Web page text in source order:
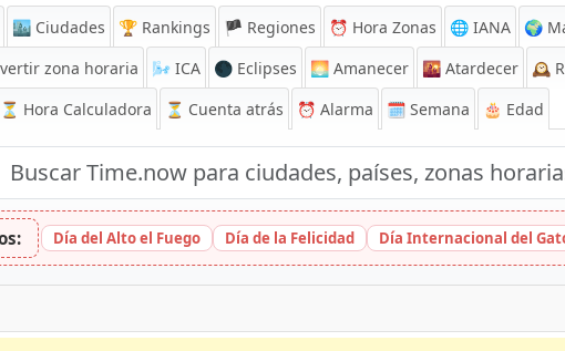
🏙️ Ciudades 🏆 Rankings 🏴 Regiones ⏰ Hora Zonas 🌐 IANA 🌍
zona horaria 🌬️ ICA 🌑 Eclipses 🌅 Amanecer 🌇 Atardecer 🕰️
⏳ Hora Calculadora ⏳ Cuenta atrás ⏰ Alarma 🗓️ Semana 🎂 Edad
Día del Alto el Fuego Día de la Felicidad Día Internacional del